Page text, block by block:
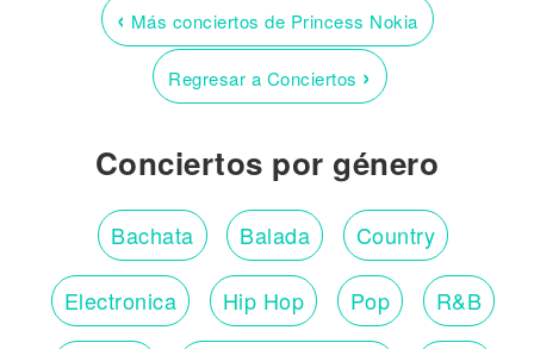
‹ Más conciertos de Princess Nokia
Regresar a Conciertos ›
Conciertos por género
Bachata Balada Country
Electronica Hip Hop Pop R&B